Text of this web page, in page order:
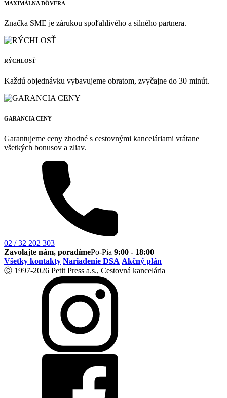
MAXIMÁLNA DÔVERA
Značka SME je zárukou spoľahlivého a silného partnera.
RÝCHLOSŤ
Každú objednávku vybavujeme obratom, zvyčajne do 30 minút.
GARANCIA CENY
Garantujeme ceny zhodné s cestovnými kanceláriami vrátane
všetkých bonusov a zliav.
02 / 32 202 303
Zavolajte nám, poradímePo-Pia 9:00 - 18:00
Všetky kontakty Nariadenie DSA Akčný plán
Ⓒ 1997-2026 Petit Press a.s., Cestovná kancelária